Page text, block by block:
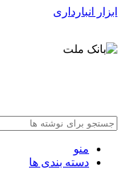
ابزار انبارداری
منو
دسته بندی ها